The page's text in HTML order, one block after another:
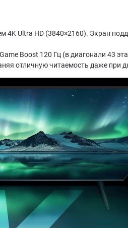
4K Ultra HD (3840×2160). Экран
Boost 120 Гц (в диагонали 43 эта
отличную читаемость даже при